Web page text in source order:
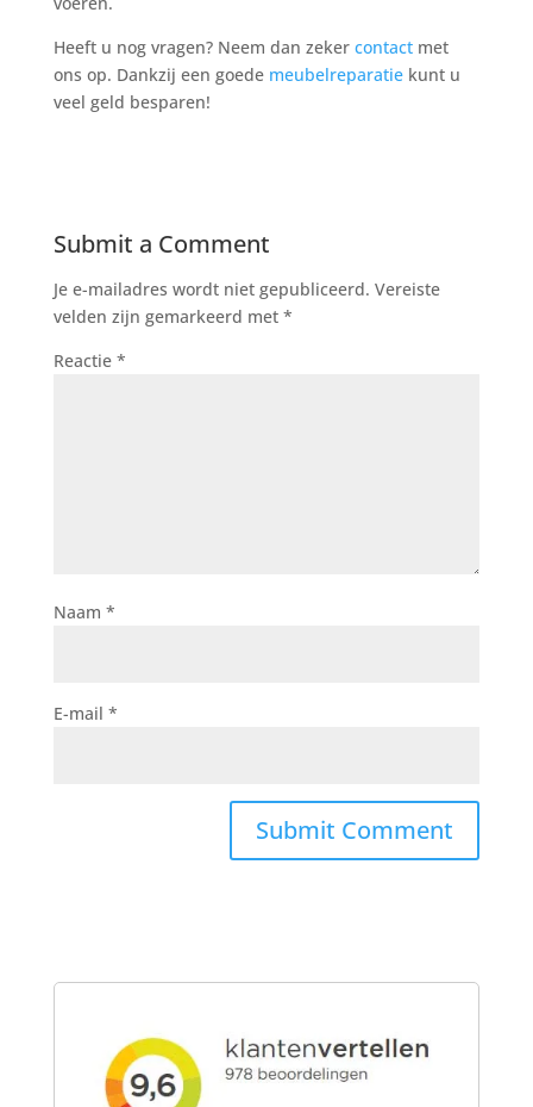
Heeft u nog vragen? Neem dan zeker contactmet
ons op. Dankzij een goede meubelreparatiekunt u
veel geld besparen!
Submit a Comment
Je e-mailadres wordt niet gepubliceerd. Vereiste
velden zijn gemarkeerd met *
Reactie *
Naam *
E-mail *